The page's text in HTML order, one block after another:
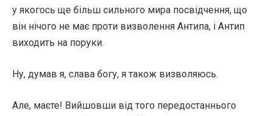
у якогось ще більш сильного мира посвідчення, що
він нічого не має проти визволення Антипа, і Антип
виходить на поруки.
Ну, думав я, слава богу, я також визволяюсь.
Але, маєте! Вийшовши від того передостаннього